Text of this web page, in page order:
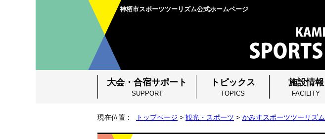
神栖市スポーツツーリズム公式ホームページ
大会・合宿サポート
SUPPORT
トピックス
TOPICS
施設情報
FACILITY
現在位置： トップページ > 観光・スポーツ > かみすスポーツツーリズム